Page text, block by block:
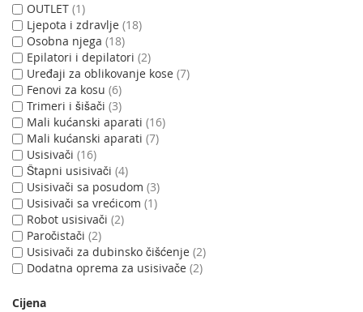
OUTLET 1
Ljepota i zdravlje 18
Osobna njega 18
Epilatori i depilatori 2
Uređaji za oblikovanje kose 7
Fenovi za kosu 6
Trimeri i šišači 3
Mali kućanski aparati 16
Mali kućanski aparati 7
Usisivači 16
Štapni usisivači 4
Usisivači sa posudom 3
Usisivači sa vrećicom 1
Robot usisivači 2
Paročistači 2
Usisivači za dubinsko čišćenje 2
Dodatna oprema za usisivače 2
Cijena